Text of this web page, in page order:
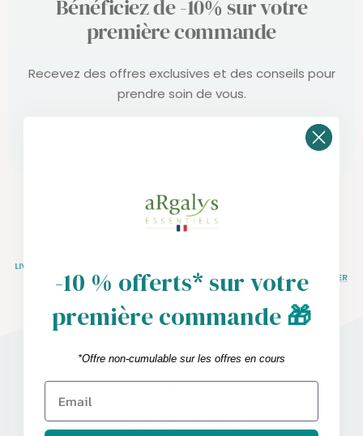
Bénéficiez de -10% sur votre
première commande
Recevez des offres exclusives et des conseils pour
prendre soin de vous.
S'abonner
LIVRAISON OFFERTE
DÈS 50€
CB, PAYPAL
NOUS CONTACTER
Contactez-nous
contact@argalys.com
-10 % offerts* sur votre
première commande🎁
*Offre non-cumulable sur les offres en cours